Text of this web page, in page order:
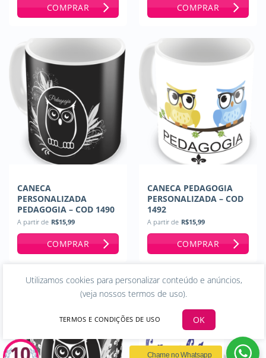
COMPRAR COMPRAR
CANECA
PERSONALIZADA
PEDAGOGIA – COD 1490
A partir de R$15,99
COMPRAR
CANECA PEDAGOGIA
PERSONALIZADA – COD
1492
A partir de R$15,99
COMPRAR
Chame no Whatsapp
Utilizamos cookies para personalizar conteúdo e anúncios,
(veja nossos termos de uso).
TERMOS E CONDIÇÕES DE USO OK